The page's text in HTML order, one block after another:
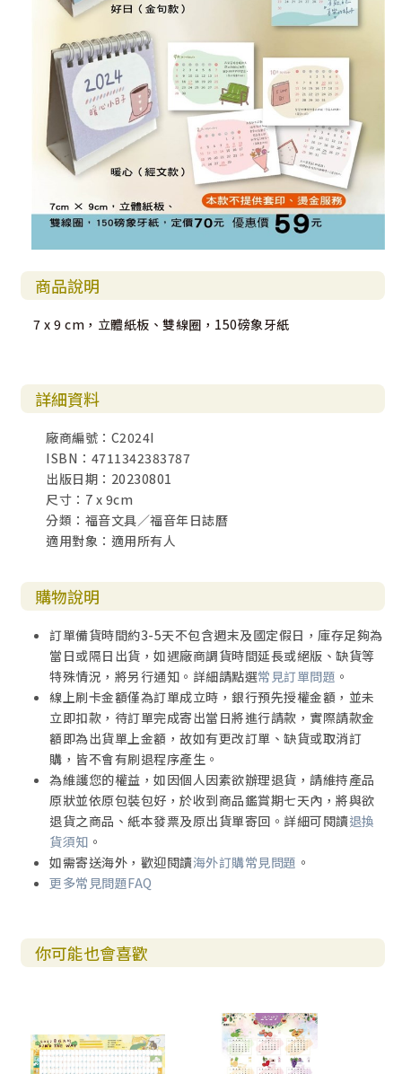
商品說明
7 x 9 cm，立體紙板、雙線圈，150磅象牙紙
詳細資料
廠商編號：C2024I
ISBN：4711342383787
出版日期：20230801
尺寸：7 x 9cm
分類：福音文具／福音年日誌曆
適用對象：適用所有人
購物說明
訂單備貨時間約3-5天不包含週末及國定假日，庫存足夠為
當日或隔日出貨，如遇廠商調貨時間延長或絕版、缺貨等
特殊情況，將另行通知。詳細請點選常見訂單問題 。
線上刷卡金額僅為訂單成立時，銀行預先授權金額，並未
立即扣款，待訂單完成寄出當日將進行請款，實際請款金
額即為出貨單上金額，故如有更改訂單、缺貨或取消訂
購，皆不會有刷退程序產生。
為維護您的權益，如因個人因素欲辦理退貨，請維持產品
原狀並依原包裝包好，於收到商品鑑賞期七天內，將與欲
退貨之商品、紙本發票及原出貨單寄回。詳細可閱讀退換
貨須知 。
如需寄送海外，歡迎閱讀海外訂購常見問題 。
更多常見問題FAQ
你可能也會喜歡